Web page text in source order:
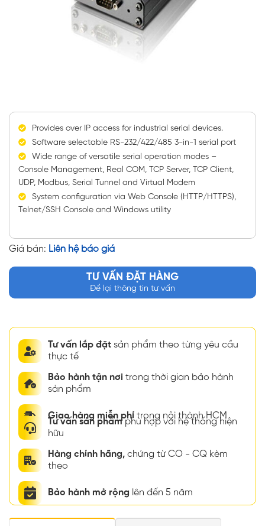
Provides over IP access for industrial serial devices.
Software selectable RS-232/422/485 3-in-1 serial port
Wide range of versatile serial operation modes –
Console Management, Real COM, TCP Server, TCP Client,
UDP, Modbus, Serial Tunnel and Virtual Modem
System configuration via Web Console (HTTP/HTTPS),
Telnet/SSH Console and Windows utility
Giá bán: Liên hệ báo giá
TƯ VẤN ĐẶT HÀNG
Để lại thông tin tư vấn
Tư vấn lắp đặt sản phẩm theo từng yêu cầu
thực tế
Bảo hành tận nơi trong thời gian bảo hành
sản phẩm
Giao hàng miễn phí trong nội thành HCM
Tư vấn sản phẩmphù hợp với hệ thống hiện
hữu
Hàng chính hãng, chứng từ CO - CQ kèm
theo
Bảo hành mở rộng lên đến 5 năm